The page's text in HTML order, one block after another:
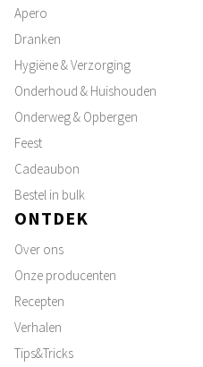
Apero
Dranken
Hygiëne & Verzorging
Onderhoud & Huishouden
Onderweg & Opbergen
Feest
Cadeaubon
Bestel in bulk
ONTDEK
Over ons
Onze producenten
Recepten
Verhalen
Tips&Tricks